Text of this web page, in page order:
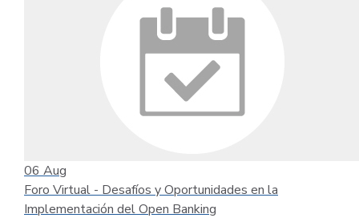
06 Aug
Foro Virtual - Desafíos y Oportunidades en la
Implementación del Open Banking